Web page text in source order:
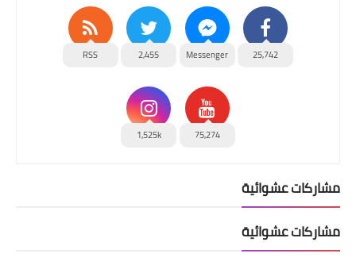
25,742
Messenger
2,455
RSS
75,274
1,525k
مشاركات عشوائية
مشاركات عشوائية